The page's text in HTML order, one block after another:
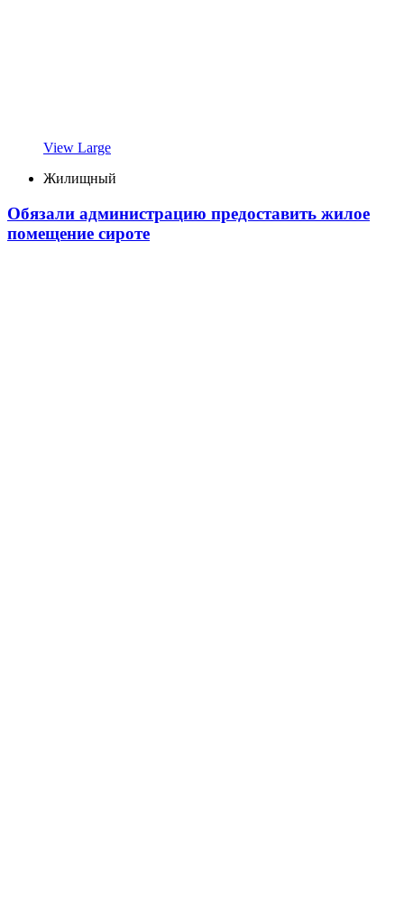
View Large
Жилищный
Обязали администрацию предоставить жилое
помещение сироте